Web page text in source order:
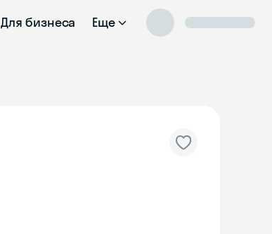
Для бизнеса Еще